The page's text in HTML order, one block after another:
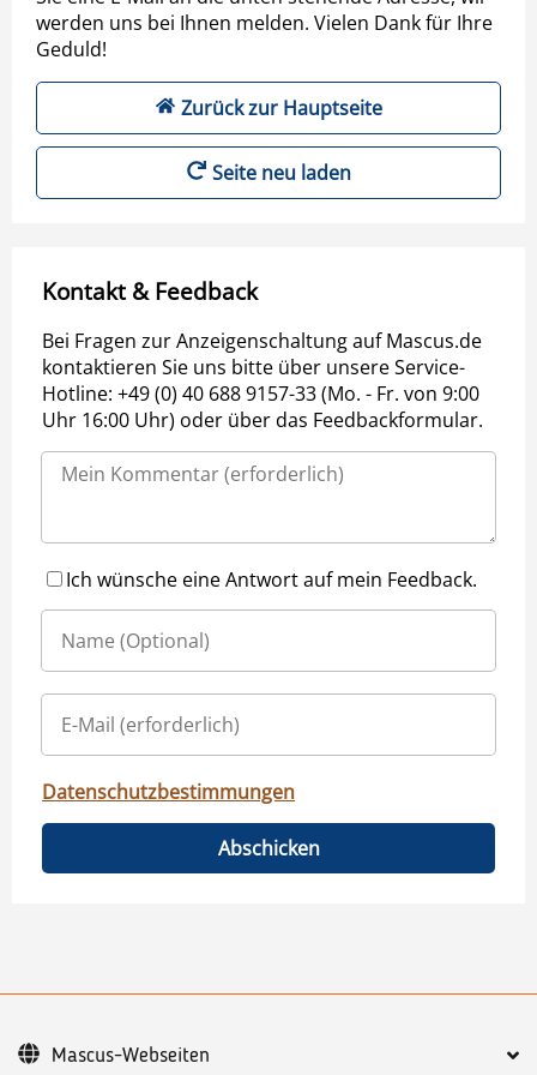
werden uns bei Ihnen melden. Vielen Dank für Ihre
Geduld!
Zurück zur Hauptseite
Seite neu laden
Kontakt & Feedback
Bei Fragen zur Anzeigenschaltung auf Mascus.de
kontaktieren Sie uns bitte über unsere Service-
Hotline: +49 (0) 40 688 9157-33 (Mo. - Fr. von 9:00
Uhr 16:00 Uhr) oder über das Feedbackformular.
Ich wünsche eine Antwort auf mein Feedback.
Datenschutzbestimmungen
Abschicken
Mascus-Webseiten